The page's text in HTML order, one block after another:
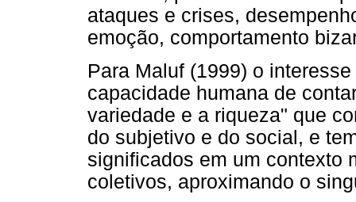
ataques e crises,
emoção, comportamento
Para Maluf (1999) o
capacidade humana de
variedade e a riqueza" que
do subjetivo e do social, e
significados em um contexto
coletivos, aproximando o